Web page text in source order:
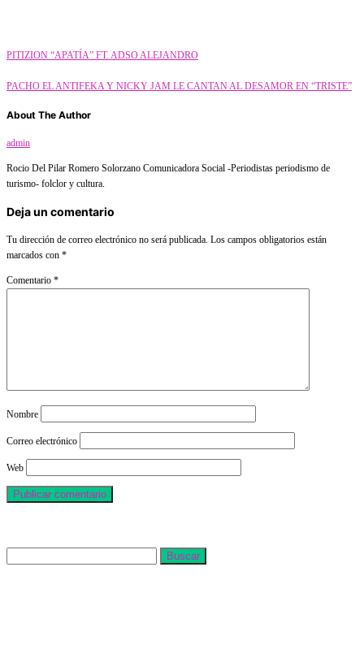
PITIZION “APATÍA” FT. ADSO ALEJANDRO
PACHO EL ANTIFEKA Y NICKY JAM LE CANTAN AL DESAMOR EN “TRISTE”
About The Author
admin
Rocio Del Pilar Romero Solorzano Comunicadora Social -Periodistas periodismo de
turismo- folclor y cultura.
Deja un comentario
Tu dirección de correo electrónico no será publicada. Los campos obligatorios están
marcados con *
Comentario *
Nombre
Correo electrónico
Web